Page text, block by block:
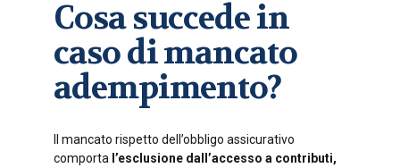
Cosa succede in
caso di mancato
adempimento?
Il mancato rispetto dell’obbligo assicurativo
comporta l’esclusione dall’accesso a contributi,